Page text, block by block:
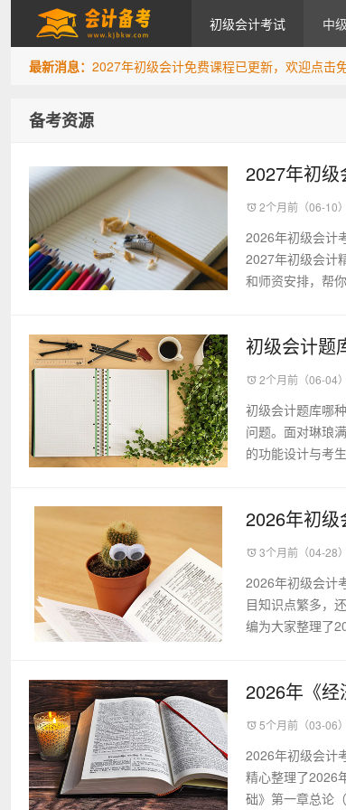
初级会计考试 中
最新消息： 2027年初级会计免费课程已更新，欢迎点击免
备考资源
2027年初
2个月前（06-10）
2026年初级会计
2027年初级会计
和师资安排，帮
初级会计题
2个月前（06-04）
初级会计题库哪
问题。面对琳琅
的功能设计与考
2026年初
3个月前（04-28）
2026年初级会计
目知识点繁多，
编为大家整理了
2026年《经
5个月前（03-06）
2026年初级会计
精心整理了2026
础》第一章总论